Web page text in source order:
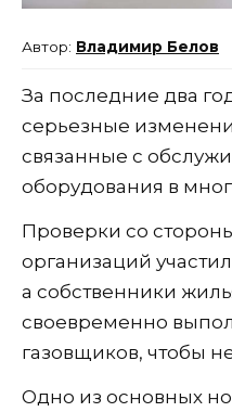
Владимир Белов
За последние два
серьезные
связанные с
оборудования в
Проверки со
организаций
а собственники
своевременно
газовщиков, чтобы
Одно из основных